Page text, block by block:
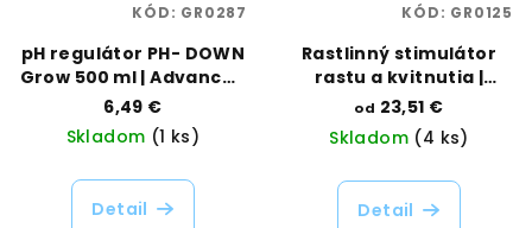
pH regulátor PH- DOWN
Grow 500 ml | Advanced
Hydroponics |
Vaporama
6,49 €
Skladom (1 ks)
Detail
KÓD: GR0287
Rastlinný stimulátor
rastu a kvitnutia |
Superthrive |
Vaporama
od 23,51 €
Skladom (4 ks)
Detail
KÓD: GR0125